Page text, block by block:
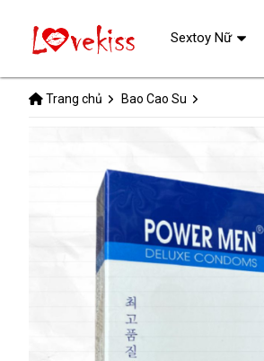
Trang chủ Bao Cao Su
Sextoy Nữ